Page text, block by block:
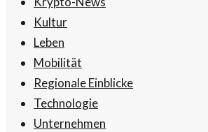
Kultur
Leben
Mobilität
Regionale Einblicke
Technologie
Unternehmen